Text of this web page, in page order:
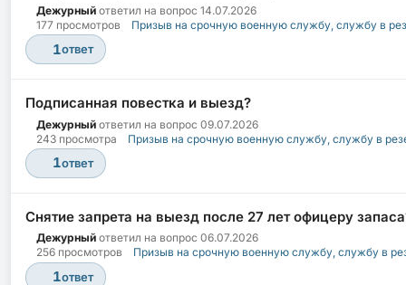
Дежурный ответил на вопрос 14.07.2026
177 просмотров
Призыв на срочную военную службу, службу в
1ответ
Подписанная повестка и выезд?
Дежурный ответил на вопрос 09.07.2026
243 просмотра
Призыв на срочную военную службу, службу в
1ответ
Снятие запрета на выезд после 27 лет офицеру
Дежурный ответил на вопрос 06.07.2026
256 просмотров
Призыв на срочную военную службу, службу в
1ответ